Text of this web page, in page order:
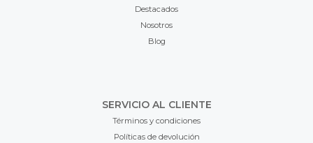
Destacados
Nosotros
Blog
SERVICIO AL CLIENTE
Términos y condiciones
Políticas de devolución